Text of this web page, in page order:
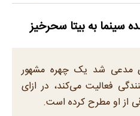
سینما به بیتا سحرخیز
مدعی شد یک چهره مشهور
فعالیت می‌کند، در ازای
از او مطرح کرده است.